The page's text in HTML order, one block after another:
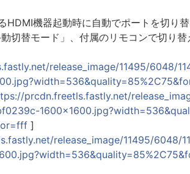
HDMI機器起動時に自動でポートを切り
切替モード」、付属のリモコンで切り
release_image/11495/6048/
prcdn.freetls.fastly.net/
]
release_image/11495/6048/